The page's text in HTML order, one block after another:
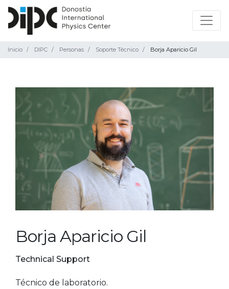
Inicio DIPC Personas Soporte Técnico Borja Aparicio Gil
Borja Aparicio Gil
Technical Support
Técnico de laboratorio.